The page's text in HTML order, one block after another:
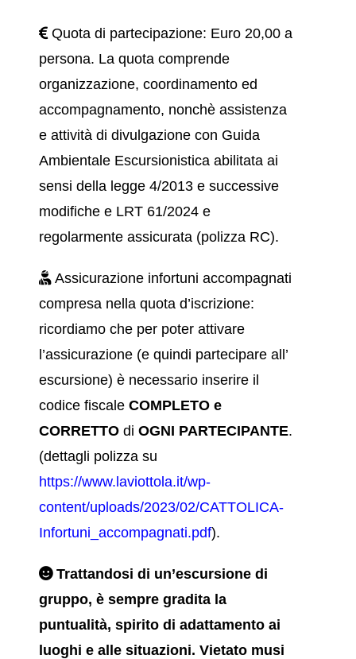
Quota di partecipazione: Euro 20,00 a
persona. La quota comprende
organizzazione, coordinamento ed
accompagnamento, nonchè assistenza
e attività di divulgazione con Guida
Ambientale Escursionistica abilitata ai
sensi della legge 4/2013 e successive
modifiche e LRT 61/2024 e
regolarmente assicurata (polizza RC).
Assicurazione infortuni accompagnati
compresa nella quota d’iscrizione:
ricordiamo che per poter attivare
l’assicurazione (e quindi partecipare all’
escursione) è necessario inserire il
codice fiscaleCOMPLETO e
CORRETTO diOGNI PARTECIPANTE.
(dettagli polizza su
https://www.laviottola.it/wp-
content/uploads/2023/02/CATTOLICA-
Infortuni_accompagnati.pdf).
Trattandosi di un’escursione di
gruppo, è sempre gradita la
puntualità, spirito di adattamento ai
luoghi e alle situazioni. Vietato musi